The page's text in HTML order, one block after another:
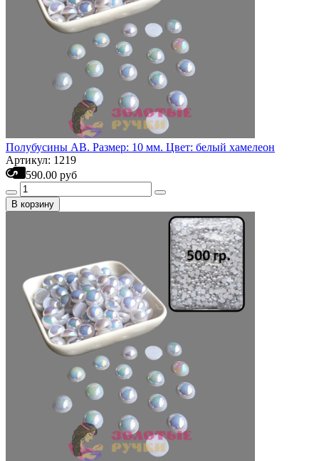
Полубусины АВ. Размер: 10 мм. Цвет: белый хамелеон
Артикул: 1219
590.00 руб
В корзину